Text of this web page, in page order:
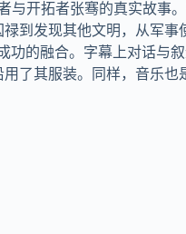
与开拓者张骞的真实故事
到发现其他文明，从军
功的融合。字幕上对话与
了其服装。同样，音乐也